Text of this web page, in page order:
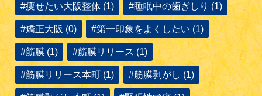
#痩せたい大阪整体 (1) #睡眠中の歯ぎしり (1)
#矯正大阪 (0) #第一印象をよくしたい (1)
#筋膜 (1) #筋膜リリース (1)
#筋膜リリース本町 (1) #筋膜剥がし (1)